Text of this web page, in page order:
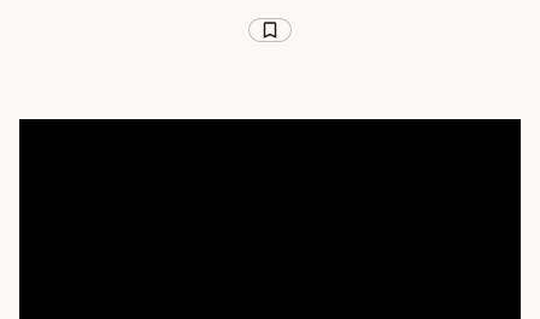
bookmark_border